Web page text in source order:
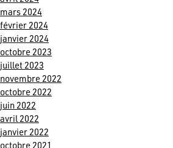
mars 2024
février 2024
janvier 2024
octobre 2023
juillet 2023
novembre 2022
octobre 2022
juin 2022
avril 2022
janvier 2022
octobre 2021